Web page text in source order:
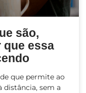
são,
que essa
que permite ao
distância, sem a